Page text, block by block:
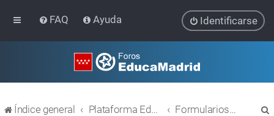
FAQ Ayuda Identificarse
Índice general Plataforma Educativa EducaMadrid Formularios Limesurvey